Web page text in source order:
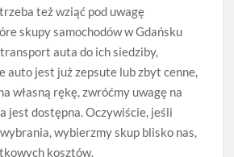
też wziąć pod uwagę
skupy samochodów w Gdańsku
auta do ich siedziby,
auto jest już zepsute lub zbyt cenne,
własną rękę, zwróćmy uwagę na
jest dostępna. Oczywiście, jeśli
wybierzmy skup blisko nas,
kosztów.